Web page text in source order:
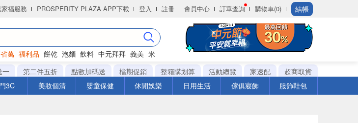
福服務 PROSPERITY PLAZA APP下載 登入 註冊 會員中心 訂單查詢 購物車(0) 結帳
萬 福利品 餅乾 泡麵 飲料 中元拜拜 義美 米
一 第二件五折 點數加碼送 檔期促銷 整箱購划算 活動總覽 家速配
超商取貨
3C 美妝個清 嬰童保健 休閒娛樂 日用生活 傢俱寢飾 服飾鞋包